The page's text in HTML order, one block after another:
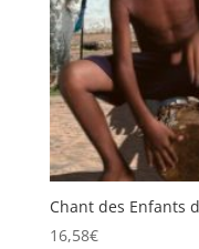
Chant des Enfants
16,58€